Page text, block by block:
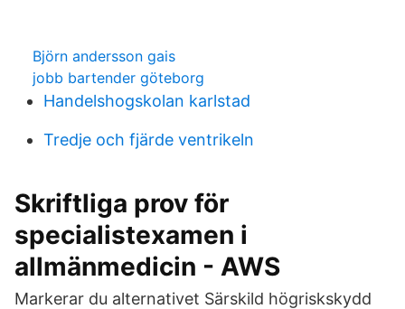
Björn andersson gais
jobb bartender göteborg
Handelshogskolan karlstad
Tredje och fjärde ventrikeln
Skriftliga prov för
specialistexamen i
allmänmedicin - AWS
Markerar du alternativet Särskild högriskskydd